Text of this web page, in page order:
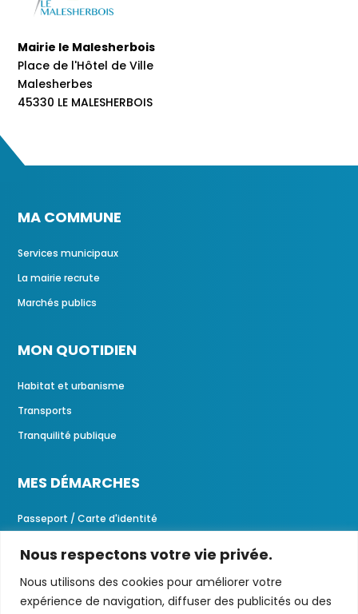
Nous respectons votre vie privée.
Nous utilisons des cookies pour améliorer votre
expérience de navigation, diffuser des publicités ou des
Mairie le Malesherbois
Place de l'Hôtel de Ville
Malesherbes
45330 LE MALESHERBOIS
MA COMMUNE
Services municipaux
La mairie recrute
Marchés publics
MON QUOTIDIEN
Habitat et urbanisme
Transports
Tranquilité publique
MES DÉMARCHES
Passeport / Carte d'identité
Portail familles